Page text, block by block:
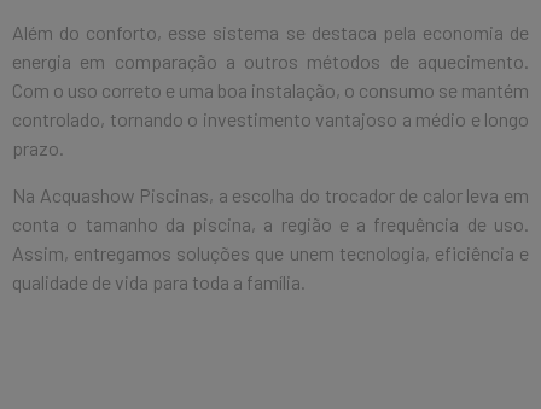
Além do conforto, esse sistema se destaca pela economia de
energia em comparação a outros métodos de aquecimento.
Com o uso correto e uma boa instalação, o consumo se mantém
controlado, tornando o investimento vantajoso a médio e longo
prazo.
Na Acquashow Piscinas, a escolha do trocador de calor leva em
conta o tamanho da piscina, a região e a frequência de uso.
Assim, entregamos soluções que unem tecnologia, eficiência e
qualidade de vida para toda a família.